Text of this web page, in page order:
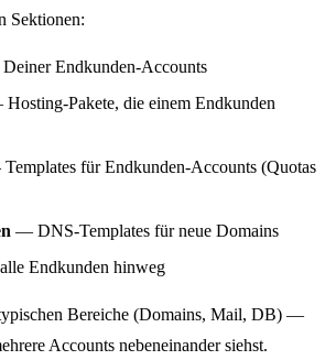
Sektionen:
Endkunden-Accounts
Pakete, die einem Endkunden
für Endkunden-Accounts (Quotas
— DNS-Templates für neue Domains
Endkunden hinweg
Bereiche (Domains, Mail, DB) —
Accounts nebeneinander siehst.